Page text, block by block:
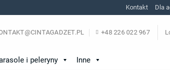
Kontakt Dla
+48 226 022 967
i peleryny Inne